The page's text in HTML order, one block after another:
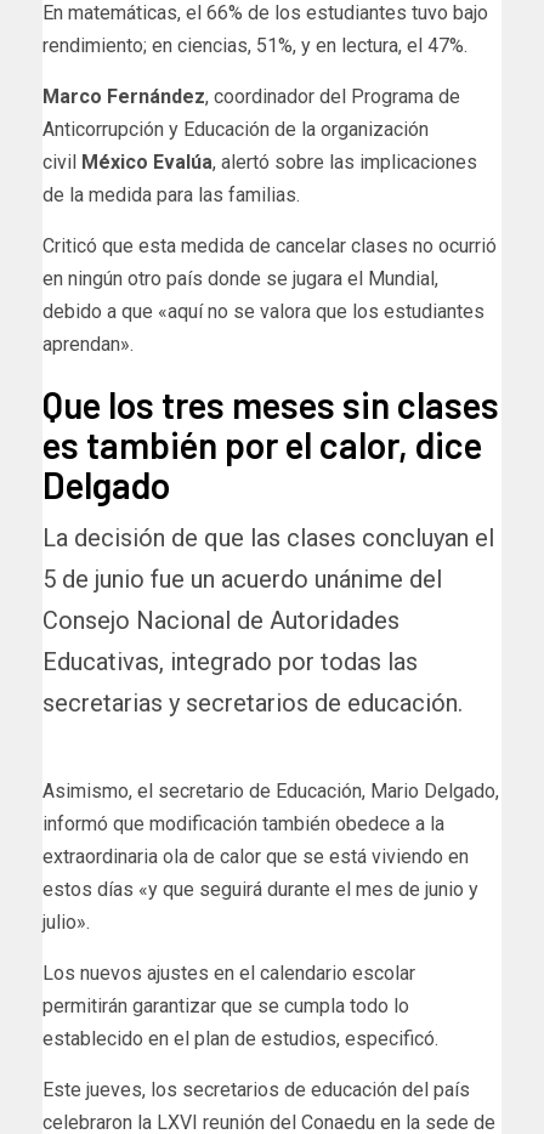
En matemáticas, el 66% de los estudiantes tuvo bajo
rendimiento; en ciencias, 51%, y en lectura, el 47%.
Marco Fernández, coordinador del Programa de
Anticorrupción y Educación de la organización
civil México Evalúa, alertó sobre las implicaciones
de la medida para las familias.
Criticó que esta medida de cancelar clases no ocurrió
en ningún otro país donde se jugara el Mundial,
debido a que «aquí no se valora que los estudiantes
aprendan».
Que los tres meses sin clases
es también por el calor, dice
Delgado
La decisión de que las clases concluyan el
5 de junio fue un acuerdo unánime del
Consejo Nacional de Autoridades
Educativas, integrado por todas las
secretarias y secretarios de educación.
Asimismo, el secretario de Educación, Mario Delgado,
informó que modificación también obedece a la
extraordinaria ola de calor que se está viviendo en
estos días «y que seguirá durante el mes de junio y
julio».
Los nuevos ajustes en el calendario escolar
permitirán garantizar que se cumpla todo lo
establecido en el plan de estudios, especificó.
Este jueves, los secretarios de educación del país
celebraron la LXVI reunión del Conaedu en la sede de